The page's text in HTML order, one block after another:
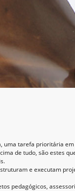
uma tarefa prioritária
de tudo, são estes
e executam
pedagógicos,